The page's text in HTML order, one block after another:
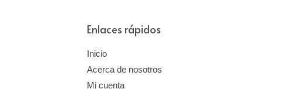
Enlaces rápidos
Inicio
Acerca de nosotros
Mi cuenta